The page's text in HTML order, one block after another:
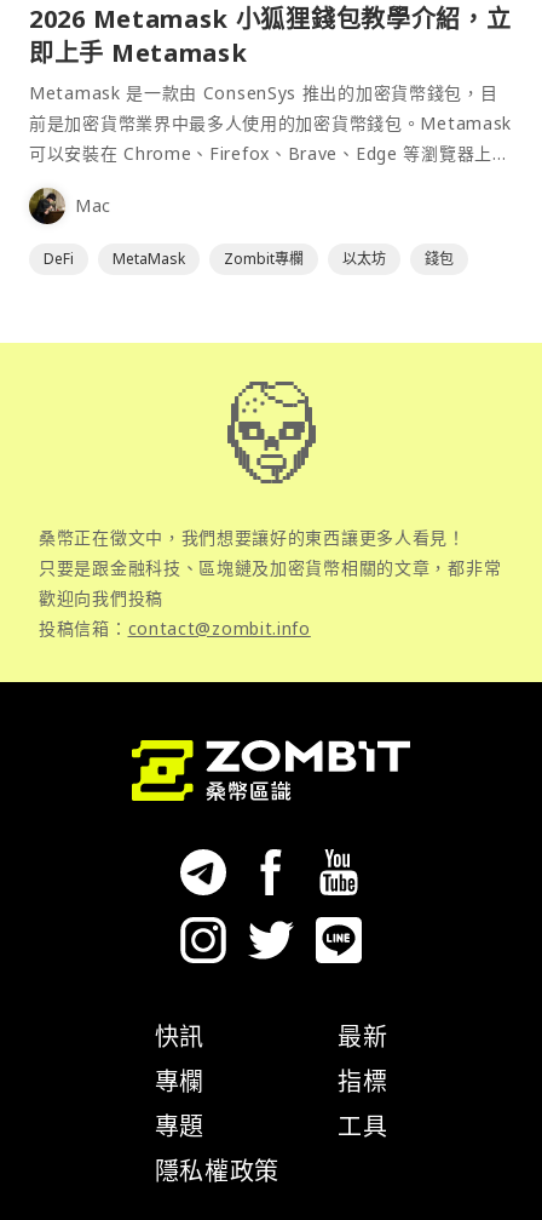
2026 Metamask 小狐狸錢包教學介紹，立
即上手 Metamask
Metamask 是一款由 ConsenSys 推出的加密貨幣錢包，目
前是加密貨幣業界中最多人使用的加密貨幣錢包。Metamask
可以安裝在 Chrome、Firefox、Brave、Edge 等瀏覽器上作
為插件使用，具備許多功能且使用上非常方便。
Mac
DeFi MetaMask Zombit專欄 以太坊 錢包
桑幣正在徵文中，我們想要讓好的東西讓更多人看見！
只要是跟金融科技、區塊鏈及加密貨幣相關的文章，都非常
歡迎向我們投稿
投稿信箱： contact@zombit.info
快訊
專欄
專題
隱私權政策
最新
指標
工具